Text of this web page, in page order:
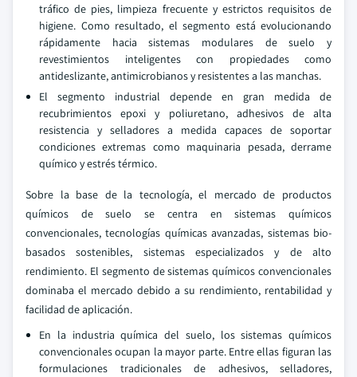
tráfico de pies, limpieza frecuente y estrictos requisitos de
higiene. Como resultado, el segmento está evolucionando
rápidamente hacia sistemas modulares de suelo y
revestimientos inteligentes con propiedades como
antideslizante, antimicrobianos y resistentes a las manchas.
El segmento industrial depende en gran medida de
recubrimientos epoxi y poliuretano, adhesivos de alta
resistencia y selladores a medida capaces de soportar
condiciones extremas como maquinaria pesada, derrame
químico y estrés térmico.
Sobre la base de la tecnología, el mercado de productos
químicos de suelo se centra en sistemas químicos
convencionales, tecnologías químicas avanzadas, sistemas bio-
basados sostenibles, sistemas especializados y de alto
rendimiento. El segmento de sistemas químicos convencionales
dominaba el mercado debido a su rendimiento, rentabilidad y
facilidad de aplicación.
En la industria química del suelo, los sistemas químicos
convencionales ocupan la mayor parte. Entre ellas figuran las
formulaciones tradicionales de adhesivos, selladores,